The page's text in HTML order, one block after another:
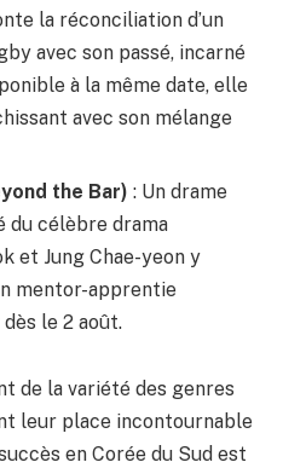
la réconciliation d’un
avec son passé, incarné
à la même date, elle
avec son mélange
the Bar) : Un drame
du célèbre drama
et Jung Chae-yeon y
mentor-apprentie
le 2 août.
de la variété des genres
leur place incontournable
en Corée du Sud est